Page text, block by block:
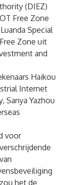
(DIEZ)
Free Zone
Special
Zone uit
and
Haikou
Internet
Sanya Yazhou
voor
het de